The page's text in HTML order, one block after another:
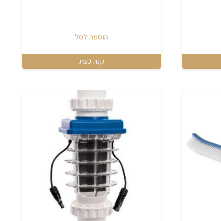
הוספה לסל
קנה כעת